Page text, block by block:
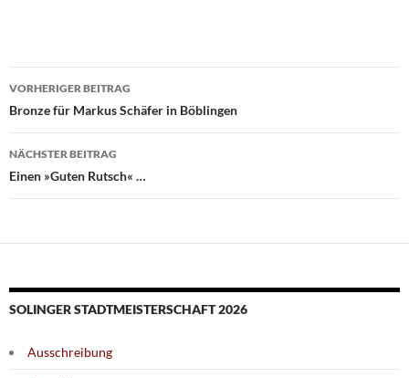
Beitragsnavigation
VORHERIGER BEITRAG
Bronze für Markus Schäfer in Böblingen
NÄCHSTER BEITRAG
Einen »Guten Rutsch« …
SOLINGER STADTMEISTERSCHAFT 2026
Ausschreibung